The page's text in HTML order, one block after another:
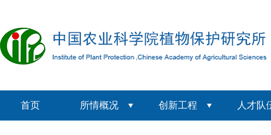
首页 所情概况 创新工程 人才队